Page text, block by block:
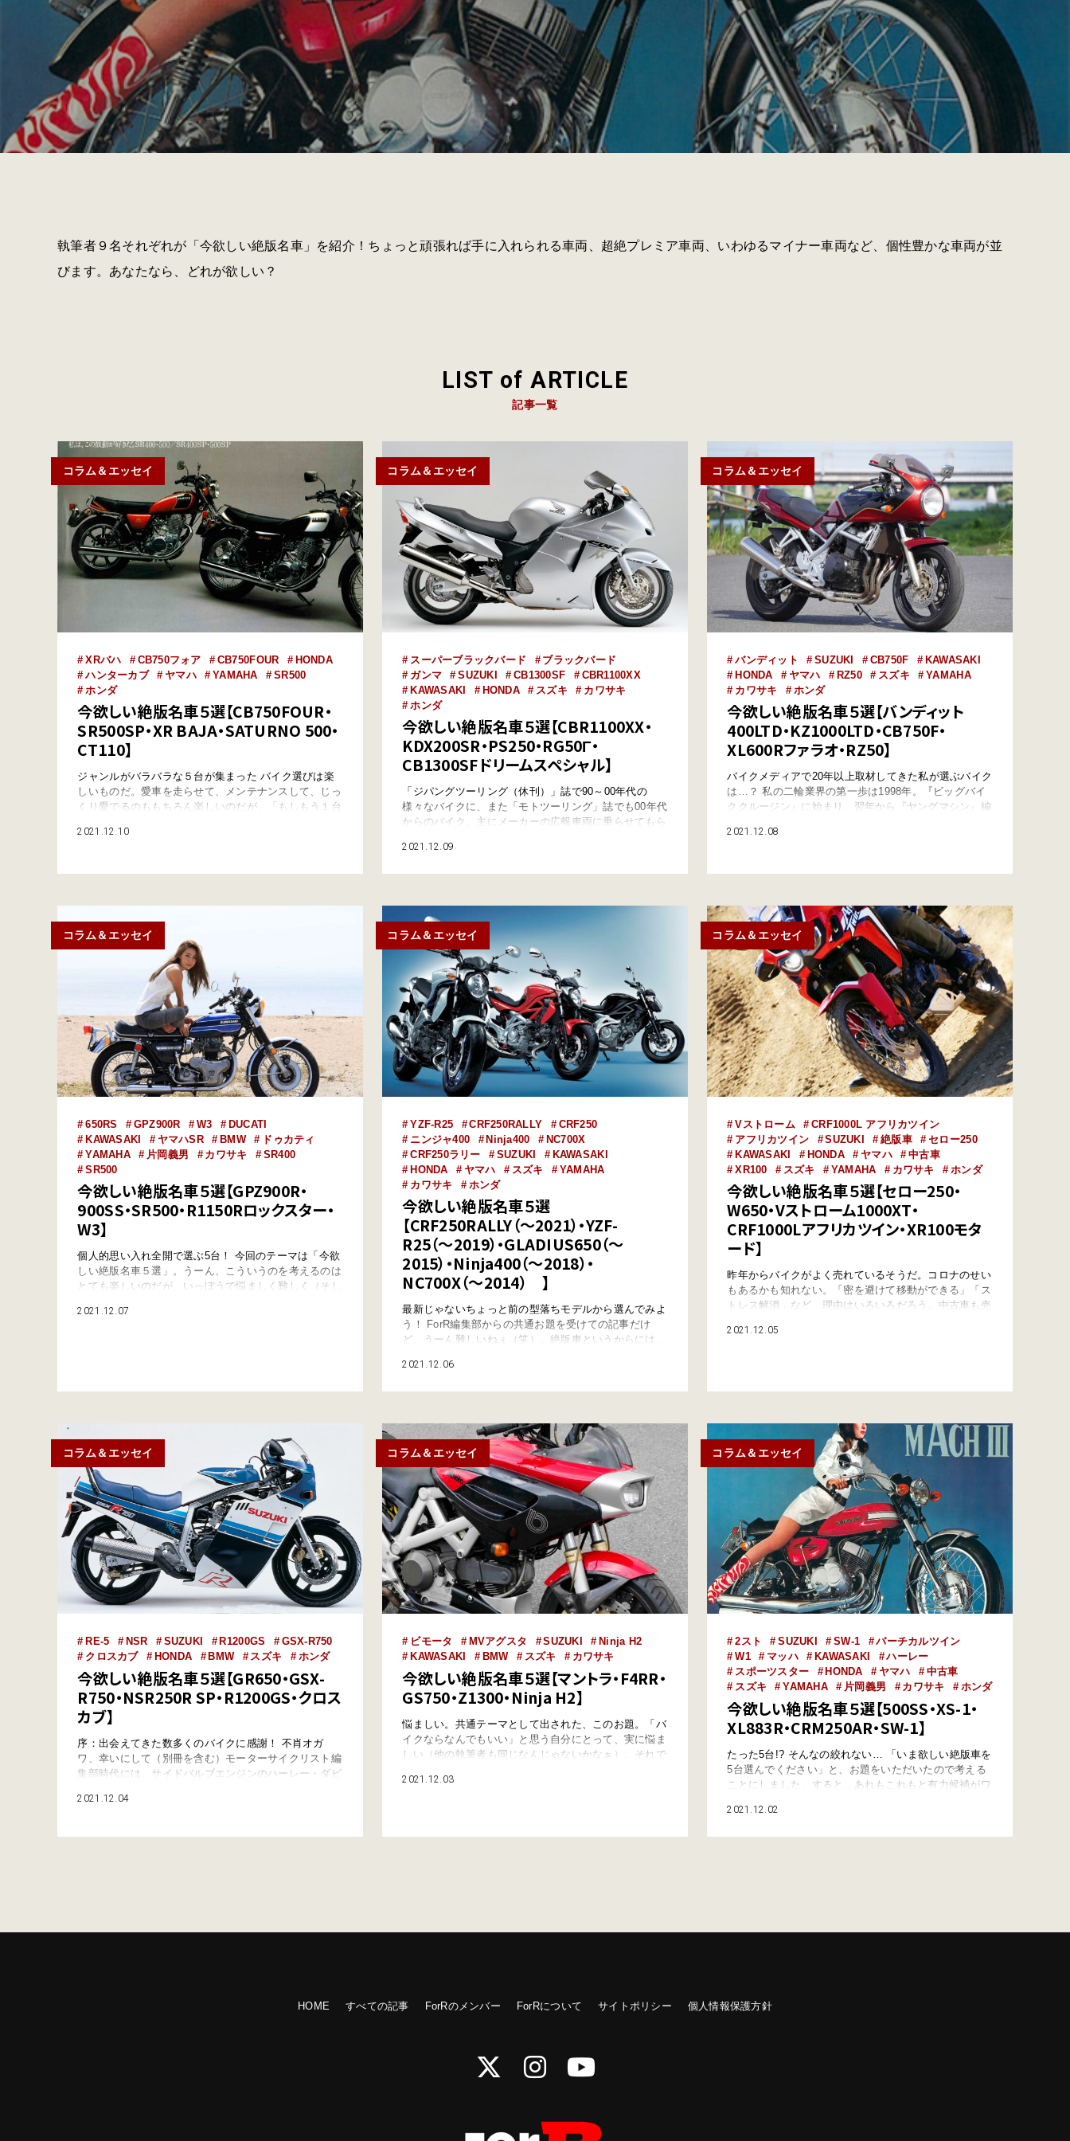
執筆者９名それぞれが「今欲しい絶版名車」を紹介！ちょっと頑張れば手に入れられる車両、超絶プレミア車両、いわゆるマイナー車両など、個性豊かな車両が並
びます。あなたなら、どれが欲しい？
LIST of ARTICLE
記事一覧
コラム＆エッセイ
XRバハ CB750フォア CB750FOUR
HONDA
ハンターカブ
ヤマハ YAMAHA
SR500
ホンダ
今欲しい絶版名車５選【CB750FOUR・
SR500SP・XR BAJA・SATURNO 500・
CT110】
ジャンルがバラバラな５台が集まった バイク選びは楽
しいものだ。愛車を走らせて、メンテナンスして、じっ
くり愛でるのももちろん楽しいのだが、「もしもう１台
２時間が過ぎてしまうことも珍しくない。 そんな楽し
2021.12.10
コラム＆エッセイ
スーパーブラックバード
ブラックバード
ガンマ
SUZUKI CB1300SF
CBR1100XX
KAWASAKI
HONDA スズキ
カワサキ
ホンダ
今欲しい絶版名車５選【CBR1100XX・
KDX200SR・PS250・RG50Γ・
CB1300SFドリームスペシャル】
「ジパングツーリング（休刊）」誌で90～00年代の
様々なバイクに、また「モトツーリング」誌でも00年代
からのバイク、主にメーカーの広報車両に乗らせてもら
ことのないバイクも含めて、今ほしい絶版名車を５台セ
2021.12.09
コラム＆エッセイ
バンディット SUZUKI CB750F
KAWASAKI
HONDA
ヤマハ RZ50 スズキ
YAMAHA
カワサキ
ホンダ
今欲しい絶版名車５選【バンディット
400LTD・KZ1000LTD・CB750F・
XL600Rファラオ・RZ50】
バイクメディアで20年以上取材してきた私が選ぶバイク
は…？ 私の二輪業界の第一歩は1998年。『ビッグバイ
ククルージン』に始まり、翌年から『ヤングマシン』編
しており、二輪業界で20年以上の時間を過ごしてきてい
2021.12.08
コラム＆エッセイ
650RS GPZ900R W3
DUCATI
KAWASAKI
ヤマハSR BMW
ドゥカティ
YAMAHA
片岡義男 カワサキ
SR400
SR500
今欲しい絶版名車５選【GPZ900R・
900SS・SR500・R1150Rロックスター・
W3】
個人的思い入れ全開で選ぶ5台！ 今回のテーマは「今欲
しい絶版名車５選」。うーん、こういうのを考えるのは
とても楽しいのだが、いっぽうで悩ましく難しく（そし
て、対象になるのはおおむね70〜90年代のモデルだろ
2021.12.07
コラム＆エッセイ
YZF-R25 CRF250RALLY
CRF250
ニンジャ400
Ninja400
NC700X
CRF250ラリー
SUZUKI
KAWASAKI
HONDA
ヤマハ スズキ
YAMAHA
カワサキ
ホンダ
今欲しい絶版名車５選
【CRF250RALLY（～2021）・YZF-
R25（～2019）・GLADIUS650（～
2015）・Ninja400（～2018）・
NC700X（～2014） 】
最新じゃないちょっと前の型落ちモデルから選んでみよ
う！ ForR編集部からの共通お題を受けての記事だけ
ど、うーん難しいねぇ（笑）。絶版車というからには、
う括りなんだろうけど、バイクという乗り物が生まれて
2021.12.06
コラム＆エッセイ
Vストローム
CRF1000L アフリカツイン
アフリカツイン
SUZUKI 絶版車
セロー250
KAWASAKI
HONDA ヤマハ
中古車
XR100
スズキ YAMAHA カワサキ ホンダ
今欲しい絶版名車５選【セロー250・
W650・Vストローム1000XT・
CRF1000Lアフリカツイン・XR100モタ
ード】
昨年からバイクがよく売れているそうだ。コロナのせい
もあるかも知れない。「密を避けて移動ができる」「ス
トレス解消」など、理由はいろいろだろう。中古車も売
聞くが、だからといって買うのを我慢するなんて！ 相
ら…
2021.12.05
コラム＆エッセイ
RE-5 NSR SUZUKI R1200GS
GSX-R750
クロスカブ
HONDA BMW スズキ ホンダ
今欲しい絶版名車５選【GR650・GSX-
R750・NSR250R SP・R1200GS・クロス
カブ】
序：出会えてきた数多くのバイクに感謝！ 不肖オガ
ワ、幸いにして（別冊を含む）モーターサイクリスト編
集部時代には、サイドバルブエンジンのハーレー・ダビ
に至るまで、多種多様なバイクを体験することができま
2021.12.04
コラム＆エッセイ
ビモータ MVアグスタ SUZUKI
Ninja H2
KAWASAKI
BMW スズキ カワサキ
今欲しい絶版名車５選【マントラ・F4RR・
GS750・Z1300・Ninja H2】
悩ましい。共通テーマとして出された、このお題。「バ
イクならなんでもいい」と思う自分にとって、実に悩ま
しい（他の執筆者も同じなんじゃないかなぁ）。それで
なかったが、自分の思い出に関わるものを中心に厳選し
2021.12.03
コラム＆エッセイ
2スト SUZUKI SW-1
バーチカルツイン
W1
マッハ KAWASAKI
ハーレー
スポーツスター
HONDA ヤマハ
中古車
スズキ
YAMAHA 片岡義男 カワサキ ホンダ
今欲しい絶版名車５選【500SS・XS-1・
XL883R・CRM250AR・SW-1】
たった5台!? そんなの絞れない… 「いま欲しい絶版車を
5台選んでください」と、お題をいただいたので考える
ことにしました。すると、あれもこれもと有力候補がワ
い。それでもチョイスしました。まずは5位、スズキ
2021.12.02
HOME すべての記事 ForRのメンバー ForRについて サイトポリシー 個人情報保護方針